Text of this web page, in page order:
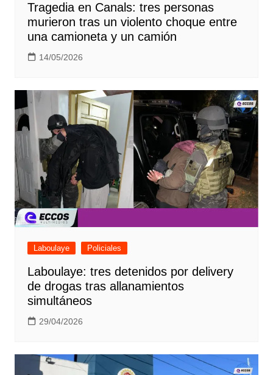
Tragedia en Canals: tres personas
murieron tras un violento choque entre
una camioneta y un camión
14/05/2026
Laboulaye Policiales
Laboulaye: tres detenidos por delivery
de drogas tras allanamientos
simultáneos
29/04/2026